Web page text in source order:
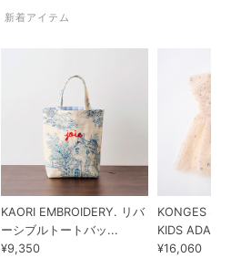
新着アイテム
KAORI EMBROIDERY. リバ
ーシブルトートバッ...
¥9,350
KONGES
KIDS ADA...
¥16,060